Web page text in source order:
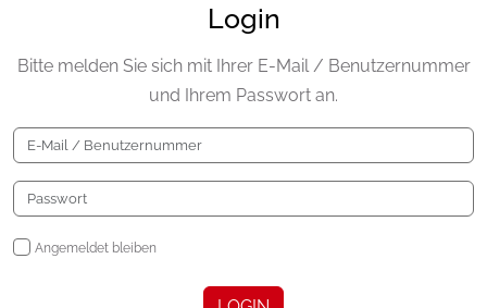
Login
Bitte melden Sie sich mit Ihrer E-Mail / Benutzernummer
und Ihrem Passwort an.
Angemeldet bleiben